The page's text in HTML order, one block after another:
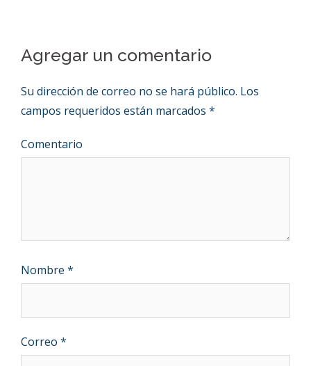
Agregar un comentario
Su dirección de correo no se hará público. Los
campos requeridos están marcados *
Comentario
Nombre *
Correo *